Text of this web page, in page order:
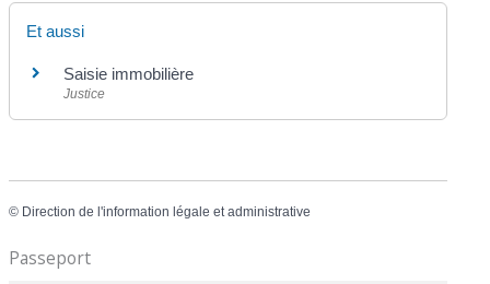
Et aussi
Saisie immobilière
Justice
© Direction de l'information légale et administrative
Passeport